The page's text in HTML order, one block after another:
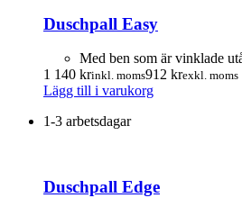
Duschpall Easy
Med ben som är vinklade
1 140 krinkl. moms912 krexkl. moms
Lägg till i varukorg
1-3 arbetsdagar
Duschpall Edge